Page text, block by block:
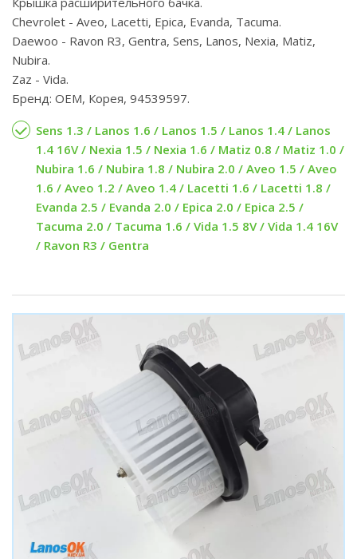
Chevrolet - Aveo, Lacetti, Epica, Evanda, Tacuma.
Daewoo - Ravon R3, Gentra, Sens, Lanos, Nexia, Matiz,
Nubira.
Zaz - Vida.
Бренд: OEM, Корея, 94539597.
Sens 1.3 / Lanos 1.6 / Lanos 1.5 / Lanos 1.4 / Lanos
1.4 16V / Nexia 1.5 / Nexia 1.6 / Matiz 0.8 / Matiz 1.0 /
Nubira 1.6 / Nubira 1.8 / Nubira 2.0 / Aveo 1.5 / Aveo
1.6 / Aveo 1.2 / Aveo 1.4 / Lacetti 1.6 / Lacetti 1.8 /
Evanda 2.5 / Evanda 2.0 / Epica 2.0 / Epica 2.5 /
Tacuma 2.0 / Tacuma 1.6 / Vida 1.5 8V / Vida 1.4 16V
/ Ravon R3 / Gentra